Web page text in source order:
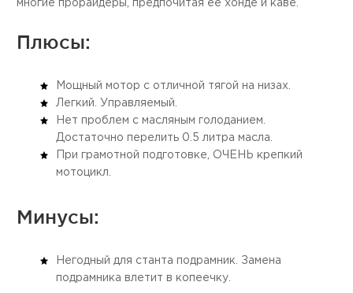
многие прорайдеры, предпочитая ее хонде и каве.
Плюсы:
Мощный мотор с отличной тягой на низах.
Легкий. Управляемый.
Нет проблем с масляным голоданием.
Достаточно перелить 0.5 литра масла.
При грамотной подготовке, ОЧЕНЬ крепкий
мотоцикл.
Минусы:
Негодный для станта подрамник. Замена
подрамника влетит в копеечку.